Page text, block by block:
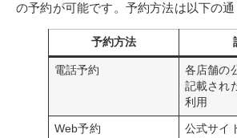
の予約が可能です。予約方法は以下の通
予約方法
電話予約
各店舗の
記載され
利用
Web予約
公式サイ